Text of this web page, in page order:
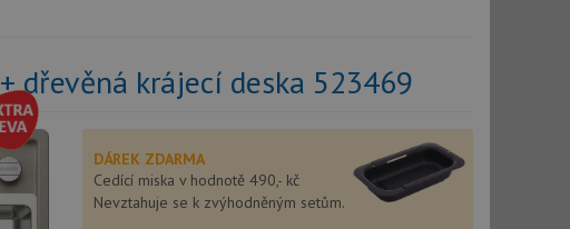
dřevěná krájecí deska 523469
DÁREK ZDARMA
Cedící miska v hodnotě 490,- kč
Nevztahuje se k zvýhodněným setům.